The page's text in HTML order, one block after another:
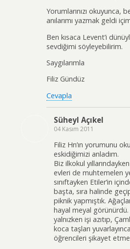
Yorumlarınızı okuyunca,
anılarımı yazmak geldi
Ben kısaca Levent’i
sevdiğimi söyleyebilirim.
Saygılarımla
Filiz Gündüz
Cevapla
Süheyl Açıkel
04 Kasım 2011
Filiz Hn’ın yorumunu
eskidiğimizi anladım.
Biz ilkokul
evleri de muhtemelen
sınıftayken Etiler’in
başta, sıra halinde
piknik yapmıştık.
hayal meyal görünürdü.
yalnızken işi azıtıp,
koca taşları
öğrencileri şikayet